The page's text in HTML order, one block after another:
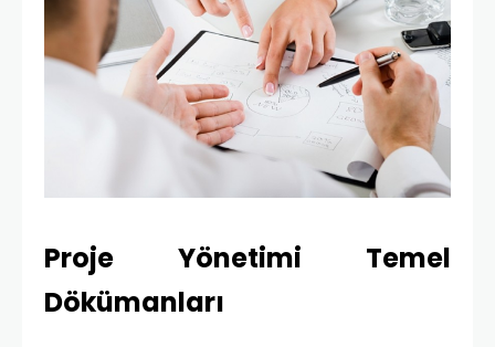
Proje Yönetimi Temel
Dökümanları